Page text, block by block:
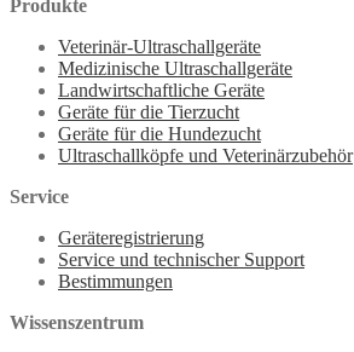
Produkte
Veterinär-Ultraschallgeräte
Medizinische Ultraschallgeräte
Landwirtschaftliche Geräte
Geräte für die Tierzucht
Geräte für die Hundezucht
Ultraschallköpfe und Veterinärzubehör
Service
Geräteregistrierung
Service und technischer Support
Bestimmungen
Wissenszentrum